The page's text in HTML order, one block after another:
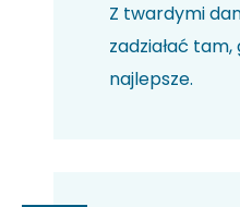
Z twardymi
zadziałać
najlepsze.